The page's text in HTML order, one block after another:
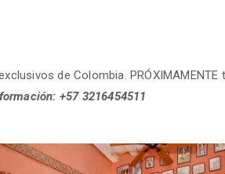
de Colombia. PRÓXIMAMENTE
: +57 3216454511